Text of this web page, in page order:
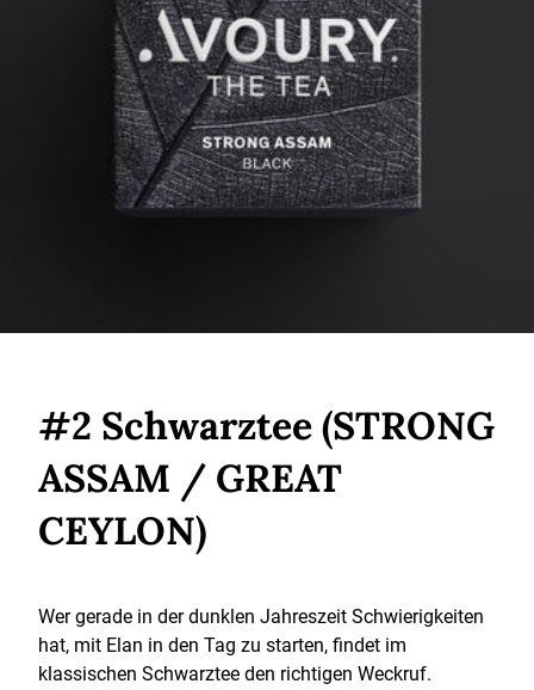
#2 Schwarztee (STRONG
ASSAM / GREAT
CEYLON)
Wer gerade in der dunklen Jahreszeit Schwierigkeiten
hat, mit Elan in den Tag zu starten, findet im
klassischen Schwarztee den richtigen Weckruf.